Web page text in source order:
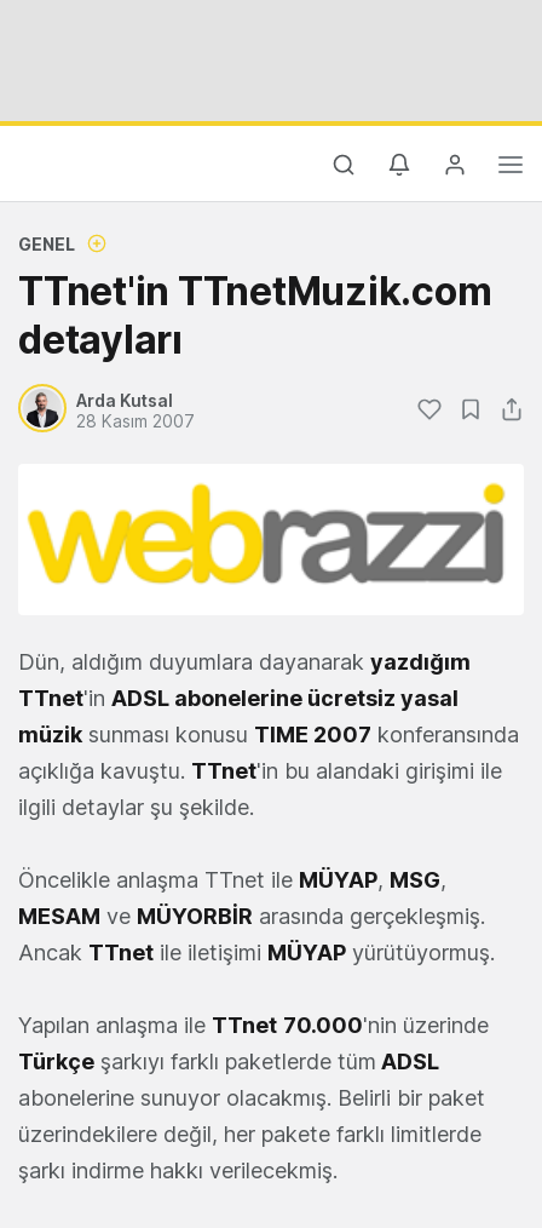
GENEL
TTnet'in TTnetMuzik.com
detayları
Arda Kutsal
28 Kasım 2007
Dün, aldığım duyumlara dayanarak yazdığım
TTnet'in ADSL abonelerine ücretsiz yasal
müzik sunması konusu TIME 2007 konferansında
açıklığa kavuştu. TTnet'in bu alandaki girişimi ile
ilgili detaylar şu şekilde.
Öncelikle anlaşma TTnet ile MÜYAP, MSG,
MESAM ve MÜYORBİR arasında gerçekleşmiş.
Ancak TTnet ile iletişimi MÜYAP yürütüyormuş.
Yapılan anlaşma ile TTnet 70.000'nin üzerinde
Türkçe şarkıyı farklı paketlerde tüm ADSL
abonelerine sunuyor olacakmış. Belirli bir paket
üzerindekilere değil, her pakete farklı limitlerde
şarkı indirme hakkı verilecekmiş.